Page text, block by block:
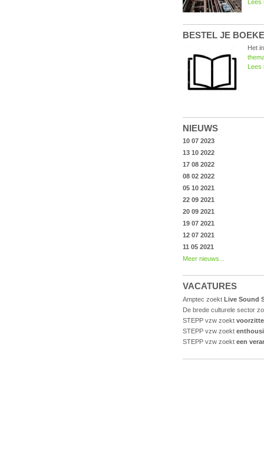
Lees
BESTEL JE
Het
Lees
NIEUWS
10 07 2023
13 10 2022
17 08 2022
08 02 2022
05 10 2021
22 09 2021
20 09 2021
19 07 2021
12 07 2021
11 05 2021
Meer nieuws...
VACATURES
Amptec zoekt Live Sound
De brede culturele sector
STEPP vzw zoekt
STEPP vzw zoekt
STEPP vzw zoekt een